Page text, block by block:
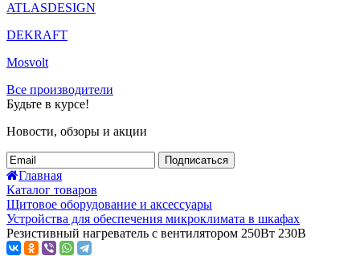
ATLASDESIGN
DEKRAFT
Mosvolt
Все производители
Будьте в курсе!
Новости, обзоры и акции
Подписаться
Главная
Каталог товаров
Щитовое оборудование и аксессуары
Устройства для обеспечения микроклимата в шкафах
Резистивный нагреватель с вентилятором 250Вт 230В